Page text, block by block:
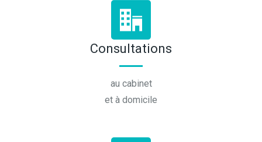
Consultations
au cabinet
et à domicile